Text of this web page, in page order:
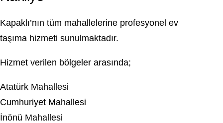
Kapaklı’nın tüm mahallelerine profesyonel ev
taşıma hizmeti sunulmaktadır.
Hizmet verilen bölgeler arasında;
Atatürk Mahallesi
Cumhuriyet Mahallesi
İnönü Mahallesi